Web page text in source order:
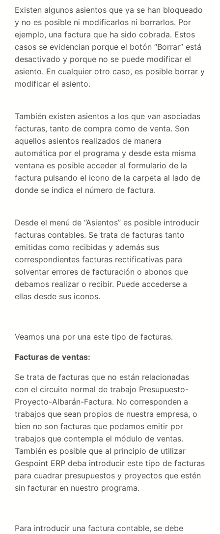
Existen algunos asientos que ya se han bloqueado
y no es posible ni modificarlos ni borrarlos. Por
ejemplo, una factura que ha sido cobrada. Estos
casos se evidencian porque el botón “Borrar” está
desactivado y porque no se puede modificar el
asiento. En cualquier otro caso, es posible borrar y
modificar el asiento.
También existen asientos a los que van asociadas
facturas, tanto de compra como de venta. Son
aquellos asientos realizados de manera
automática por el programa y desde esta misma
ventana es posible acceder al formulario de la
factura pulsando el icono de la carpeta al lado de
donde se indica el número de factura.
Desde el menú de “Asientos” es posible introducir
facturas contables. Se trata de facturas tanto
emitidas como recibidas y además sus
correspondientes facturas rectificativas para
solventar errores de facturación o abonos que
debamos realizar o recibir. Puede accederse a
ellas desde sus iconos.
Veamos una por una este tipo de facturas.
Facturas de ventas:
Se trata de facturas que no están relacionadas
con el circuito normal de trabajo Presupuesto-
Proyecto-Albarán-Factura. No corresponden a
trabajos que sean propios de nuestra empresa, o
bien no son facturas que podamos emitir por
trabajos que contempla el módulo de ventas.
También es posible que al principio de utilizar
Gespoint ERP deba introducir este tipo de facturas
para cuadrar presupuestos y proyectos que estén
sin facturar en nuestro programa.
Para introducir una factura contable, se debe